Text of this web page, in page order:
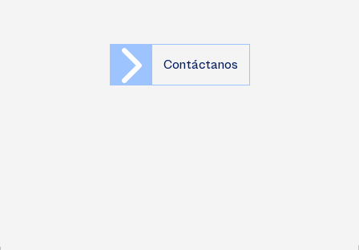
Contáctanos